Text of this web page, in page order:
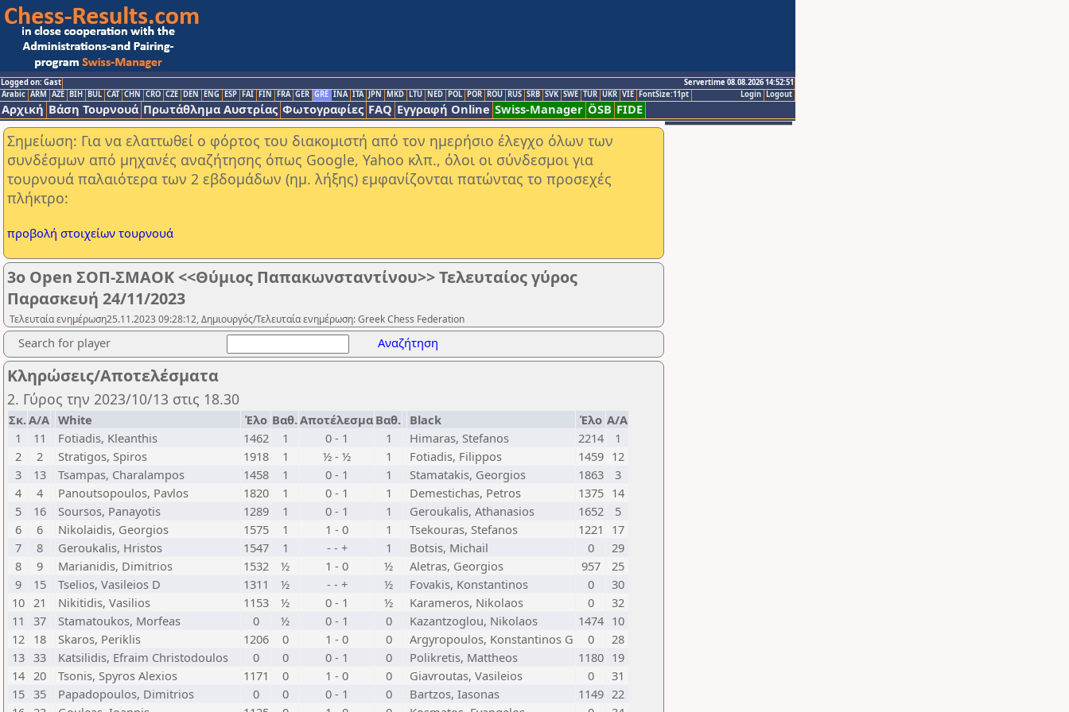
Logged on: Gast
Servertime 08.08.2026 14:52:51
Logout
Login
Arabic ARM AZE BIH BUL CAT CHN CRO CZE DEN ENG ESP FAI FIN FRA GER GRE INA ITA JPN MKD LTU NED POL POR ROU RUS SRB SVK SWE TUR UKR VIE FontSize:11pt
Αρχική Βάση Τουρνουά Πρωτάθλημα Αυστρίας Φωτογραφίες FAQ Εγγραφή Online Swiss-Manager ÖSB FIDE
Σημείωση: Για να ελαττωθεί ο φόρτος του διακομιστή από τον ημερήσιο έλεγχο όλων των
συνδέσμων από μηχανές αναζήτησης όπως Google, Yahoo κλπ., όλοι οι σύνδεσμοι για
τουρνουά παλαιότερα των 2 εβδομάδων (ημ. λήξης) εμφανίζονται πατώντας το προσεχές
πλήκτρο:
προβολή στοιχείων τουρνουά
3o Open ΣΟΠ-ΣΜΑΟΚ <<Θύμιος Παπακωνσταντίνου>> Τελευταίος γύρος
Παρασκευή 24/11/2023
Τελευταία ενημέρωση25.11.2023 09:28:12, Δημιουργός/Τελευταία ενημέρωση: Greek Chess Federation
Search for player Αναζήτηση
Κληρώσεις/Αποτελέσματα
2. Γύρος την 2023/10/13 στις 18.30
Σκ.Α/Α White Έλο Βαθ.Αποτέλεσμα Βαθ. Black Έλο Α/Α
1
11 Fotiadis, Kleanthis 1462 1 0 - 1 1 Himaras, Stefanos 2214
1
2
2 Stratigos, Spiros 1918 1 ½ - ½ 1 Fotiadis, Filippos 1459 12
3
13 Tsampas, Charalampos 1458 1 0 - 1 1 Stamatakis, Georgios 1863
3
4
4 Panoutsopoulos, Pavlos 1820 1 0 - 1 1 Demestichas, Petros 1375 14
5
16 Soursos, Panayotis 1289 1 0 - 1 1 Geroukalis, Athanasios 1652
5
6
6 Nikolaidis, Georgios 1575 1 1 - 0 1 Tsekouras, Stefanos 1221
17
7
8 Geroukalis, Hristos 1547 1 - - + 1 Botsis, Michail 0
29
8
9 Marianidis, Dimitrios 1532 ½ 1 - 0 ½ Aletras, Georgios 957
25
9
15 Tselios, Vasileios D 1311 ½ - - + ½ Fovakis, Konstantinos 0
30
10 21 Nikitidis, Vasilios 1153 ½ 0 - 1 ½ Karameros, Nikolaos 0
32
11
37 Stamatoukos, Morfeas 0 ½ 0 - 1 0 Kazantzoglou, Nikolaos 1474 10
12
18 Skaros, Periklis 1206 0 1 - 0 0 Argyropoulos, Konstantinos G 0
28
13 33 Katsilidis, Efraim Christodoulos 0 0 0 - 1 0 Polikretis, Mattheos 1180 19
14 20 Tsonis, Spyros Alexios 1171 0 1 - 0 0 Giavroutas, Vasileios 0
31
15 35 Papadopoulos, Dimitrios 0 0 0 - 1 0 Bartzos, Iasonas 1149 22